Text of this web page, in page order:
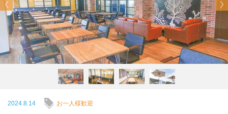
Previous
2024.8.14 お一人様歓迎